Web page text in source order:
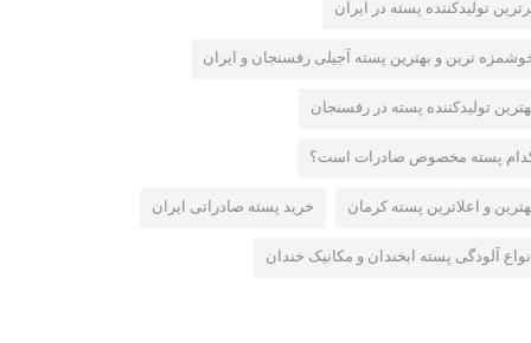
تولیدکننده پسته در ایران
ترین و بهترین پسته آجیلی رفسنجان و ایران
تولیدکننده پسته در رفسنجان
پسته مخصوص صادرات است؟
و اعلاترین پسته کرمان خرید پسته صادراتی ایران
انواع آلودگی پسته ابخندان و مکانیک خندان